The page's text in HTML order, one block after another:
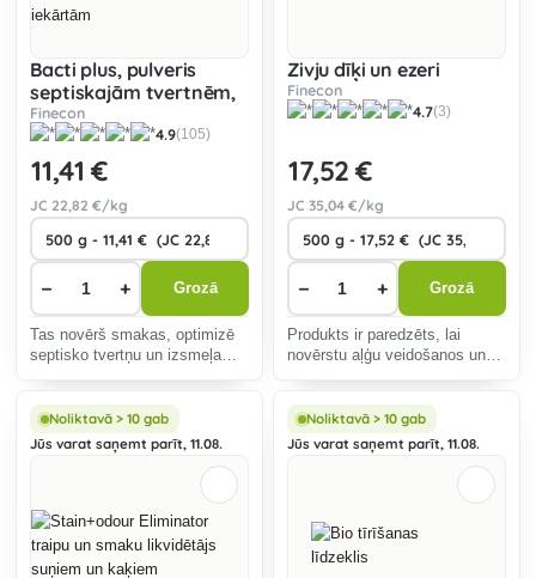
Bacti plus, pulveris
septiskajām tvertnēm,
izsmeļamajām bedrēm
un notekūdeņu
attīrīšanas iekārtām
Finecon
4.9(105)
11,41 €
JC 22,82 €/kg
− + Grozā
Tas novērš smakas, optimizē
septisko tvertņu un izsmeļamo
Zivju dīķi un ezeri
Finecon
4.7(3)
17,52 €
JC 35,04 €/kg
− + Grozā
Produkts ir paredzēts, lai
novērstu aļģu veidošanos un
Noliktavā > 10 gab
Jūs varat saņemt parīt, 11.08.
Noliktavā > 10 gab
Jūs varat saņemt parīt, 11.08.